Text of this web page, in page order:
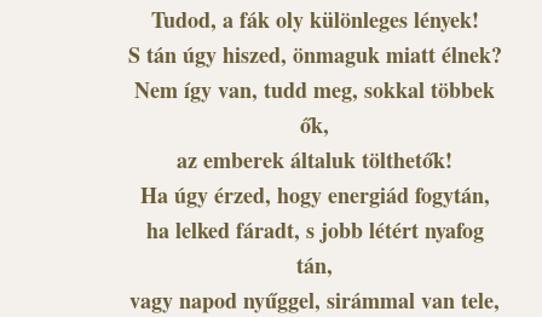
Tudod, a fák oly különleges lények!
S tán úgy hiszed, önmaguk miatt élnek?
Nem így van, tudd meg, sokkal többek
ők,
az emberek általuk tölthetők!
Ha úgy érzed, hogy energiád fogytán,
ha lelked fáradt, s jobb létért nyafog
tán,
vagy napod nyűggel, sirámmal van tele,